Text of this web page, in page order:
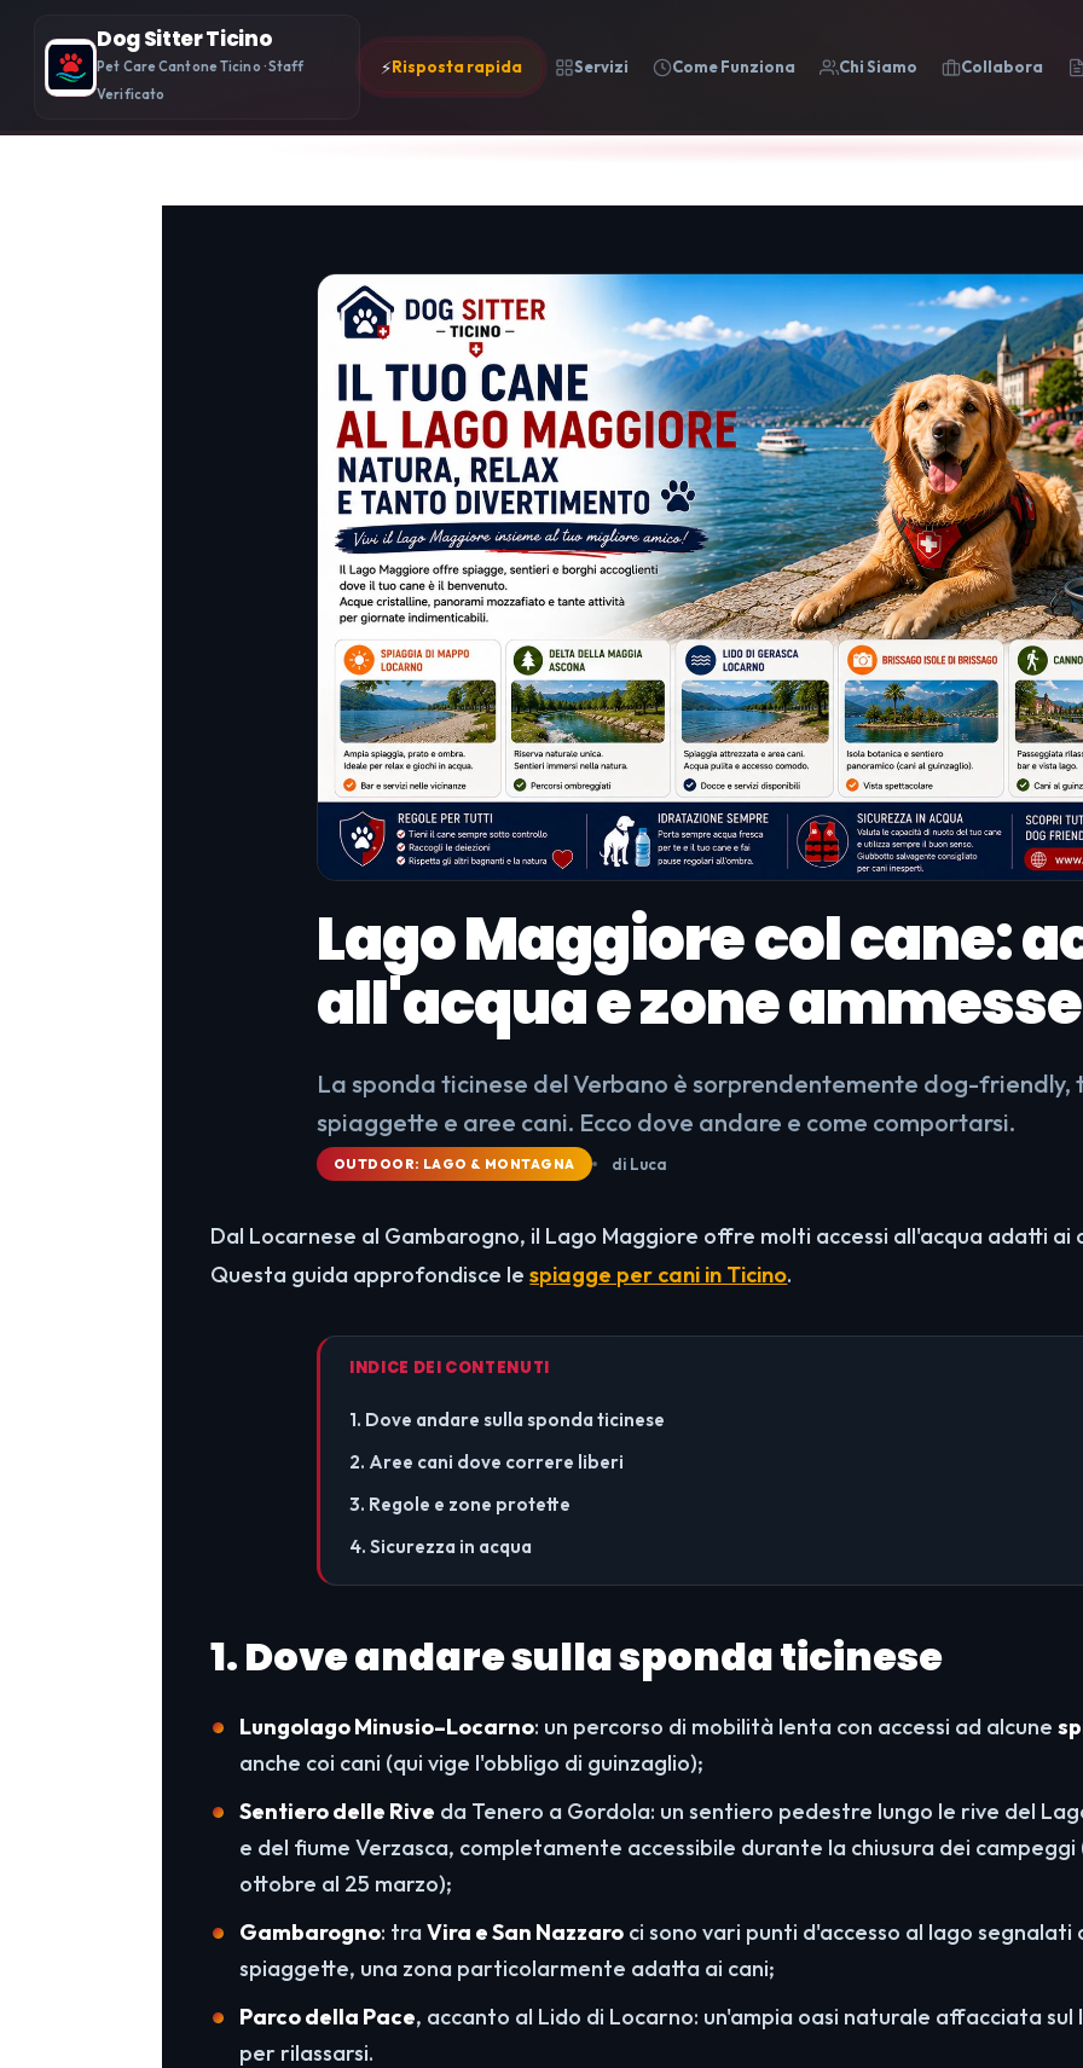
Dog Sitter Ticino
Pet Care Cantone Ticino · Staff
Verificato
⚡Risposta rapida Servizi Come Funziona Chi Siamo Collabora
Lago Maggiore col cane:
all'acqua e zone ammesse
La sponda ticinese del Verbano è sorprendentemente dog-friendly,
spiaggette e aree cani. Ecco dove andare e come comportarsi.
OUTDOOR: LAGO & MONTAGNA di Luca
Dal Locarnese al Gambarogno, il Lago Maggiore offre molti accessi all'acqua adatti ai
Questa guida approfondisce lespiagge per cani in Ticino.
INDICE DEI CONTENUTI
1. Dove andare sulla sponda ticinese
2. Aree cani dove correre liberi
3. Regole e zone protette
4. Sicurezza in acqua
1. Dove andare sulla sponda ticinese
Lungolago Minusio–Locarno: un percorso di mobilità lenta con accessi ad alcune
anche coi cani (qui vige l'obbligo di guinzaglio);
Sentiero delle Rive da Tenero a Gordola: un sentiero pedestre lungo le rive del
e del fiume Verzasca, completamente accessibile durante la chiusura dei campeggi
ottobre al 25 marzo);
Gambarogno: traVira e San Nazzaro ci sono vari punti d'accesso al lago segnalati
spiaggette, una zona particolarmente adatta ai cani;
Parco della Pace, accanto al Lido di Locarno: un'ampia oasi naturale affacciata sul
per rilassarsi.